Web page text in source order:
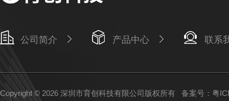
公司简介 产品中心 联系
Copyright © 2026 深圳市育创科技有限公司版权所有 备案号：粤